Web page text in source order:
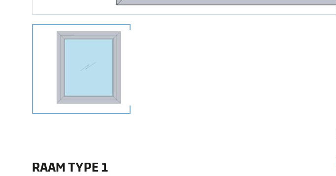
RAAM TYPE 1